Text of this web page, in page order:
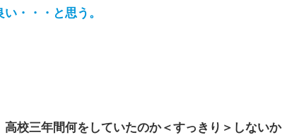
・・・と思う。
高校三年間何をしていたのか＜すっきり＞しないか